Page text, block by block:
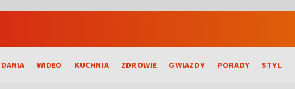
WIDEO KUCHNIA ZDROWIE GWIAZDY PORADY STYL